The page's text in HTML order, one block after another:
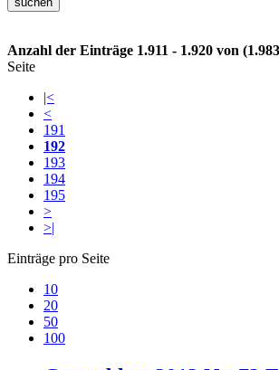
Anzahl der Einträge 1.911 - 1.920 von
Seite
|<
<
191
192
193
194
195
>
>|
Einträge pro Seite
10
20
50
100